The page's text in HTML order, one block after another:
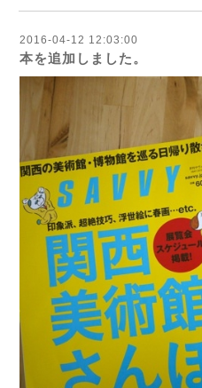
2016-04-12 12:03:00
本を追加しました。